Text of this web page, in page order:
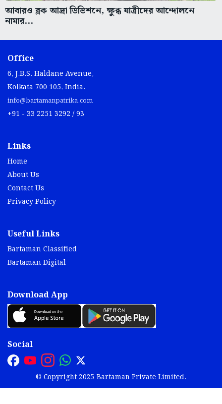
আবারও ব্লক আদ্রা ডিভিশনে, ক্ষুব্ধ যাত্রীদের আন্দোলনে
নামার...
Office
6, J.B.S. Haldane Avenue,
Kolkata 700 105, India.
info@bartamanpatrika.com
+91 - 33 2251 3292 / 93
Links
Home
About Us
Contact Us
Privacy Policy
Useful Links
Bartaman Classified
Bartaman Digital
Download App
Social
© Copyright 2025 Bartaman Private Limited.